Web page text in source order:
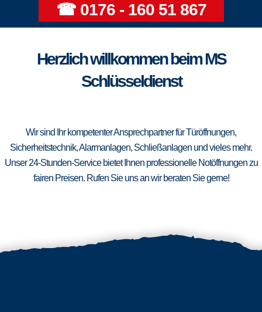
☎ 0176 - 160 51 867
Herzlich willkommen beim MS
Schlüsseldienst
Wir sind Ihr kompetenter Ansprechpartner für Türöffnungen,
Sicherheitstechnik, Alarmanlagen, Schließanlagen und vieles mehr.
Unser 24-Stunden-Service bietet Ihnen professionelle Notöffnungen zu
fairen Preisen. Rufen Sie uns an wir beraten Sie gerne!